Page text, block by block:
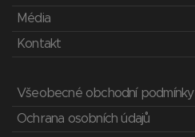
Média
Kontakt
Všeobecné obchodní podmínky
Ochrana osobních údajů